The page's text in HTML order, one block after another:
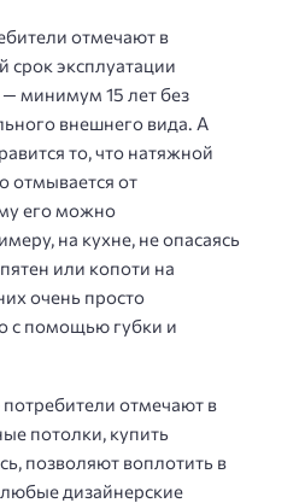
отмечают в
срок эксплуатации
минимум 15 лет без
внешнего вида. А
то, что натяжной
отмывается от
его можно
на кухне, не опасаясь
или копоти на
очень просто
с помощью губки и
отмечают в
потолки, купить
позволяют воплотить в
дизайнерские